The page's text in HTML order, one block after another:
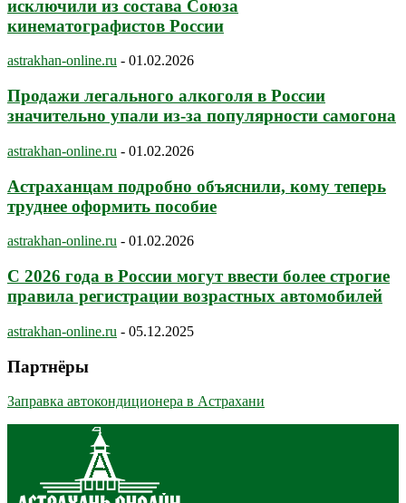
исключили из состава Союза
кинематографистов России
astrakhan-online.ru - 01.02.2026
Продажи легального алкоголя в России
значительно упали из-за популярности самогона
astrakhan-online.ru - 01.02.2026
Астраханцам подробно объяснили, кому теперь
труднее оформить пособие
astrakhan-online.ru - 01.02.2026
С 2026 года в России могут ввести более строгие
правила регистрации возрастных автомобилей
astrakhan-online.ru - 05.12.2025
Партнёры
Заправка автокондиционера в Астрахани